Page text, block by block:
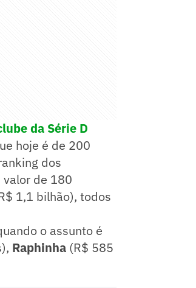
da Série D
hoje é de 200
dos
valor de 180
1,1 bilhão), todos
o assunto é
Raphinha (R$ 585